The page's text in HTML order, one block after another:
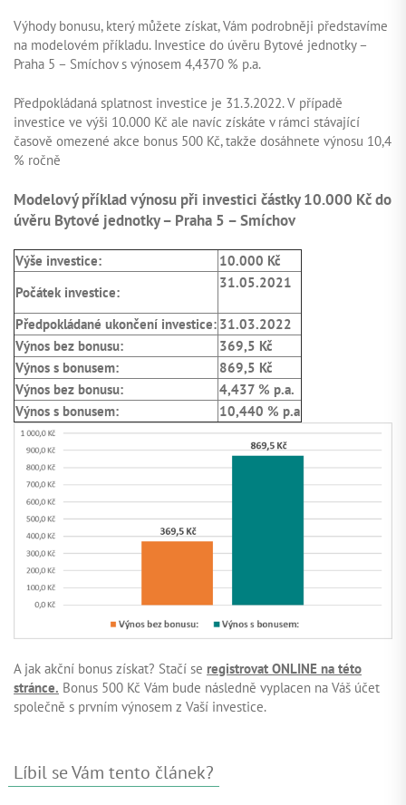
Výhody bonusu, který můžete získat, Vám podrobněji představíme
na modelovém příkladu. Investice do úvěru Bytové jednotky –
Praha 5 – Smíchov s výnosem 4,4370 % p.a.
Předpokládaná splatnost investice je 31.3.2022. V případě
investice ve výši 10.000 Kč ale navíc získáte v rámci stávající
časově omezené akce bonus 500 Kč, takže dosáhnete výnosu 10,4
% ročně
Modelový příklad výnosu při investici částky 10.000 Kč do
úvěru Bytové jednotky – Praha 5 – Smíchov
Výše investice:
10.000 Kč
Počátek investice:
31.05.2021
Předpokládané ukončení investice: 31.03.2022
Výnos bez bonusu:
369,5 Kč
Výnos s bonusem:
869,5 Kč
Výnos bez bonusu:
4,437 % p.a.
Výnos s bonusem:
10,440 % p.a
A jak akční bonus získat? Stačí se registrovat ONLINE na této
stránce. Bonus 500 Kč Vám bude následně vyplacen na Váš účet
společně s prvním výnosem z Vaší investice.
Líbil se Vám tento článek?